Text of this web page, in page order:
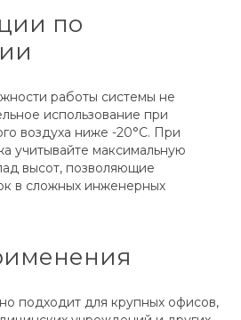
по
работы системы не
использование при
воздуха ниже -20°C. При
учитывайте максимальную
высот, позволяющие
в сложных инженерных
подходит для крупных офисов,